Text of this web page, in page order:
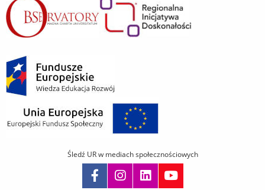
Śledź UR w mediach społecznościowych